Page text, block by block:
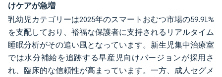
けケアが急増
乳幼児カテゴリーは2025年のスマートおむつ市場の59.91%
を支配しており、裕福な保護者に支持されるリアルタイム
睡眠分析がその追い風となっています。新生児集中治療室
では水分補給を追跡する早産児向けバージョンが採用さ
れ、臨床的な信頼性が高まっています。一方、成人セグメ